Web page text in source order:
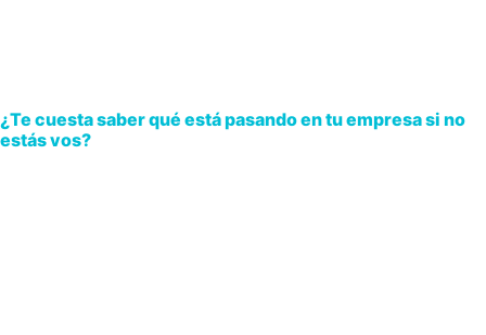
¿Te cuesta saber qué está pasando en tu empresa si no
estás vos?